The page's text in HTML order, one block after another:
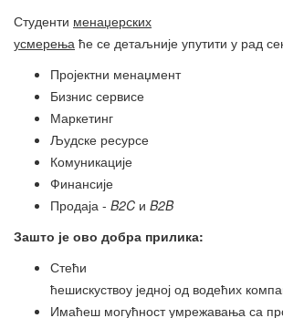
Студенти менаџерских
усмерења ће се детаљније упутити у рад
Пројектни менаџмент
Бизнис сервисе
Маркетинг
Људске ресурсе
Комуникације
Финансије
Продаја - B2C и B2B
Зашто је ово добра прилика:
Стећи
ћешискуствоу једној од водећих
Имаћеш могућност умрежавања са